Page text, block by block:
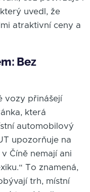
uvedl, že
atraktivní ceny a
Bez
vozy přinášejí
která
automobilový
upozorňuje na
Číně nemají ani
To znamená,
trh, místní